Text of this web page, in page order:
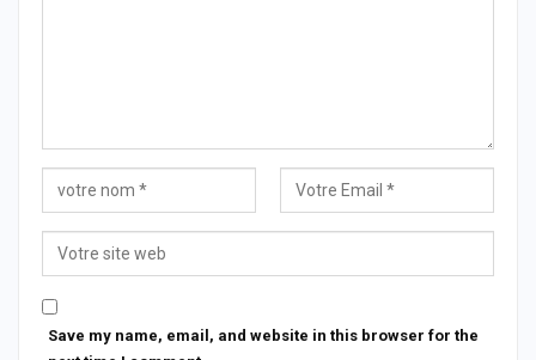
Save my name, email, and website in this browser for the